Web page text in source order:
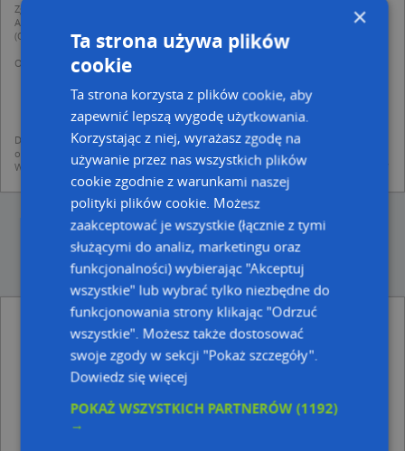
Zgodnie z Rozporządzeniem PE i Rady (UE) o Ochronie Danych Osobowych
Administratorem (RODO), administratorem danych jest AutoMapa sp. z o.o.
(Operator) z siedzibą w Warszawie przy ulicy Domaniewskiej 37.
Operator przetwarza dane osobowe w celu:
dodania ich do bazy Targeo oraz publikacji w wyszukiwarce firm i na
mapach (art. 6 ust. 1 lit. f RODO)
udostępniania danych o firmach partnerom biznesowym operatora (art.
6 ust. 1 lit. f RODO)
Dane pochodzą z publicznych baz CEIDG, GUS, REGON, z firmowych stron www
oraz od podmiotów zewnętrznych.
Więcej informacji dot. RODO:http://regulamin.automapa.pl/odo_przetwarzanie/
Galeria Fryzur - inne Przemysł, Firmy w
pobliżu
Przedsiębiorstwo Handlowo-Usługowo-Produkcyjne
Wald-Kom Waldemar Piątek, ul. Juliana Tuwima 17, 76-
200 Słupsk
U Eli, ul. Juliana Tuwima 12, 76-200 Słupsk
×
Ta strona używa plików
cookie
Ta strona korzysta z plików cookie, aby
zapewnić lepszą wygodę użytkowania.
Korzystając z niej, wyrażasz zgodę na
używanie przez nas wszystkich plików
cookie zgodnie z warunkami naszej
polityki plików cookie. Możesz
zaakceptować je wszystkie (łącznie z tymi
służącymi do analiz, marketingu oraz
funkcjonalności) wybierając "Akceptuj
wszystkie" lub wybrać tylko niezbędne do
funkcjonowania strony klikając "Odrzuć
wszystkie". Możesz także dostosować
swoje zgody w sekcji "Pokaż szczegóły".
Dowiedz się więcej
POKAŻ WSZYSTKICH PARTNERÓW(1192)
→